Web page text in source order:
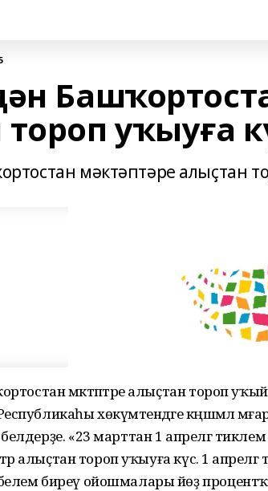
уҡыуға
мәктәптәре алыҫтан
мәктәптәре алыҫтан тороп
хөкүмәтендәге кәңәшмәлә
«23 марттан 1 апрелгә тиклем
алыҫтан тороп уҡыуға күсә. 1
биреү ойошмалары йөҙ